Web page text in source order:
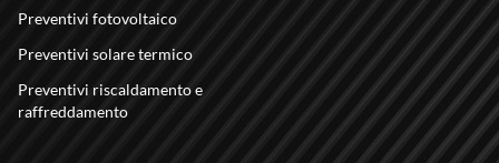
Preventivi fotovoltaico
Preventivi solare termico
Preventivi riscaldamento e
raffreddamento